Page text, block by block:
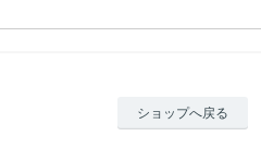
ショップへ戻る